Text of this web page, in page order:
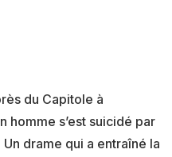
du Capitole à
homme s’est suicidé par
drame qui a entraîné la